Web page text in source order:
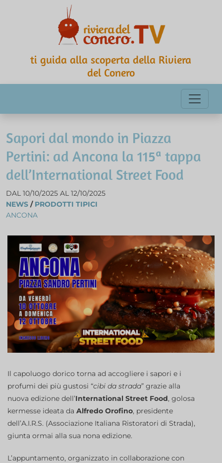
ti guida alla scoperta della Riviera
del Conero
Sapori dal mondo in Piazza
Pertini: ad Ancona la 115ª tappa
dell’International Street Food
DAL 10/10/2025 AL 12/10/2025
NEWS / PRODOTTI TIPICI
ANCONA
Il capoluogo dorico torna ad accogliere i sapori e i
profumi dei più gustosi “cibi da strada” grazie alla
nuova edizione dell’International Street Food, golosa
kermesse ideata da Alfredo Orofino, presidente
dell’A.I.R.S. (Associazione Italiana Ristoratori di Strada),
giunta ormai alla sua nona edizione.
L’appuntamento, organizzato in collaborazione con